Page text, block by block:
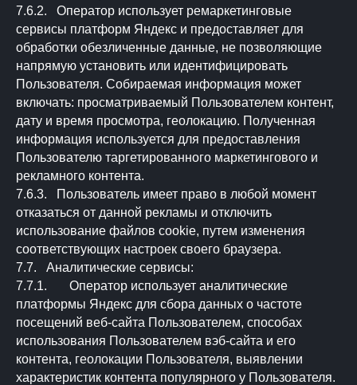
7.6.2. Оператор использует ремаркетинговые
сервисы платформ Яндекс и предоставляет для
обработки обезличенные данные, не позволяющие
напрямую установить или идентифицировать
Пользователя. Собираемая информация может
включать: просматриваемый Пользователем контент,
дату и время просмотра, геолокацию. Полученная
информация используется для предоставления
Пользователю таргетированного маркетингового и
рекламного контента.
7.6.3. Пользователь имеет право в любой момент
отказаться от данной рекламы и отключить
использование файлов сookie, путем изменения
соответствующих настроек своего браузера.
7.7. Аналитические сервисы:
7.7.1. Оператор использует аналитические
платформы Яндекс для сбора данных о частоте
посещений веб-сайта Пользователем, способах
использования Пользователем вэб-сайта и его
контента, геолокации Пользователя, выявлении
характеристик контента популярного у Пользователя.